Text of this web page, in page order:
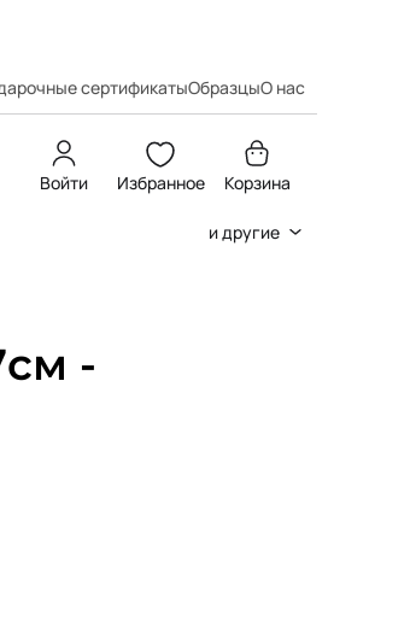
сертификатыОбразцыО нас
Войти Избранное Корзина
и другие
-